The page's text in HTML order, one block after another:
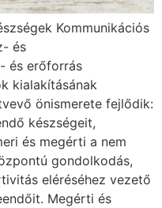
Kommunikációs
és
és erőforrás
kialakításának
önismerete fejlődik:
készségeit,
és megérti a nem
gondolkodás,
eléréséhez vezető
Megérti és